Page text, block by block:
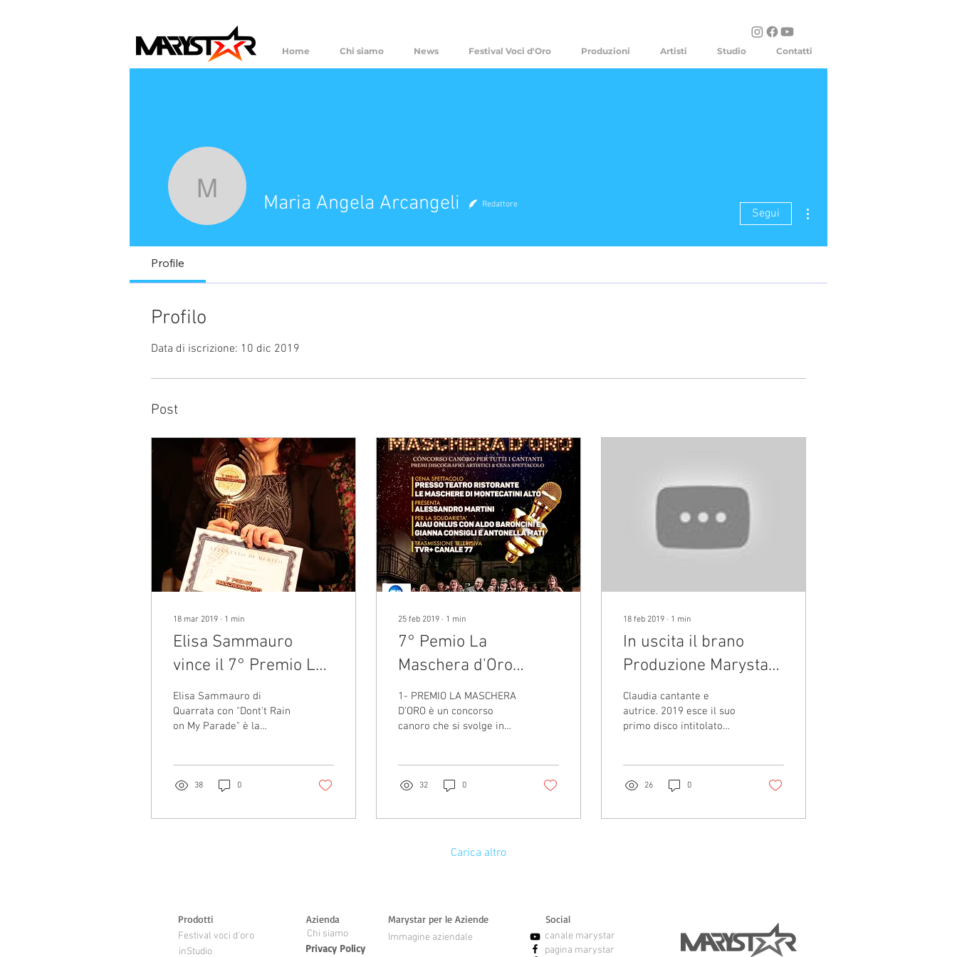
Home Chi siamo News Festival Voci d'Oro Produzioni Artisti Studio Contatti
Maria Angela Arcangeli
Maria Angela Arcangeli Redattore
Segui
Profile
Profilo
Data di iscrizione: 10 dic 2019
Post
18 mar 2019 ∙ 1 min
Elisa Sammauro
vince il 7° Premio La
Maschera d'Oro
Elisa Sammauro di
Quarrata con "Dont't Rain
on My Parade" è la
38 0
25 feb 2019 ∙ 1 min
7° Pemio La
Maschera d'Oro
concorso canoro con
cena spettacolo.
1- PREMIO LA MASCHERA
D’ORO è un concorso
canoro che si svolge in
32 0
18 feb 2019 ∙ 1 min
In uscita il brano
Produzione Marystar
di Claudia Vincitrice
Festival Voci d'Oro
Claudia cantante e
autrice. 2019 esce il suo
primo disco intitolato
26 0
Carica altro
Prodotti
Festival voci d'oro
inStudio
Azienda
Chi siamo
Privacy Policy
Marystar per le Aziende
Immagine aziendale
Social
canale marystar
pagina marystar